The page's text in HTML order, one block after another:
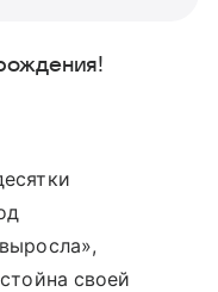
своей